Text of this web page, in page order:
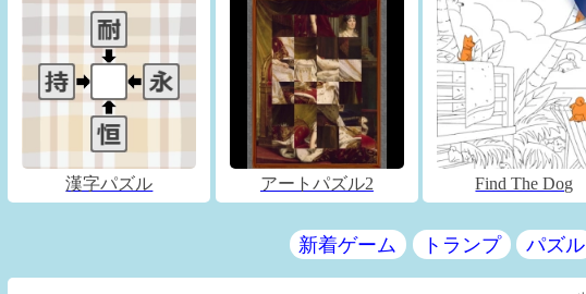
漢字パズル アートパズル2 Find The Dog
新着ゲーム トランプ パズル